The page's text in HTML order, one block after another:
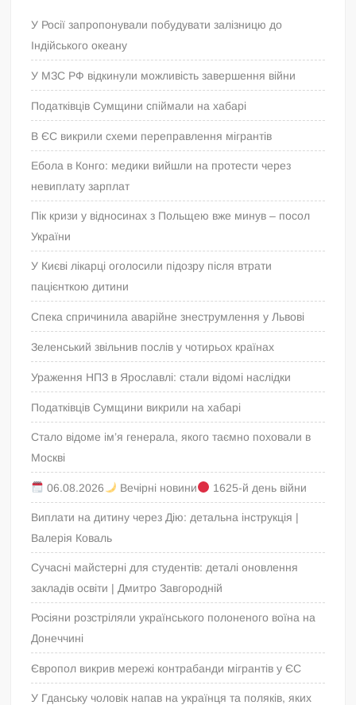
У Росії запропонували побудувати залізницю до
Індійського океану
У МЗС РФ відкинули можливість завершення війни
Податківців Сумщини спіймали на хабарі
В ЄС викрили схеми переправлення мігрантів
Ебола в Конго: медики вийшли на протести через
невиплату зарплат
Пік кризи у відносинах з Польщею вже минув – посол
України
У Києві лікарці оголосили підозру після втрати
пацієнткою дитини
Спека спричинила аварійне знеструмлення у Львові
Зеленський звільнив послів у чотирьох країнах
Ураження НПЗ в Ярославлі: стали відомі наслідки
Податківців Сумщини викрили на хабарі
Стало відоме ім’я генерала, якого таємно поховали в
Москві
06.08.2026 Вечірні новини 1625-й день війни
Виплати на дитину через Дію: детальна інструкція |
Валерія Коваль
Сучасні майстерні для студентів: деталі оновлення
закладів освіти | Дмитро Завгородній
Росіяни розстріляли українського полоненого воїна на
Донеччині
Європол викрив мережі контрабанди мігрантів у ЄС
У Гданську чоловік напав на українця та поляків, яких